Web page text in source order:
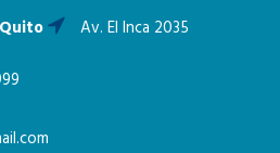
Av. El Inca 2035